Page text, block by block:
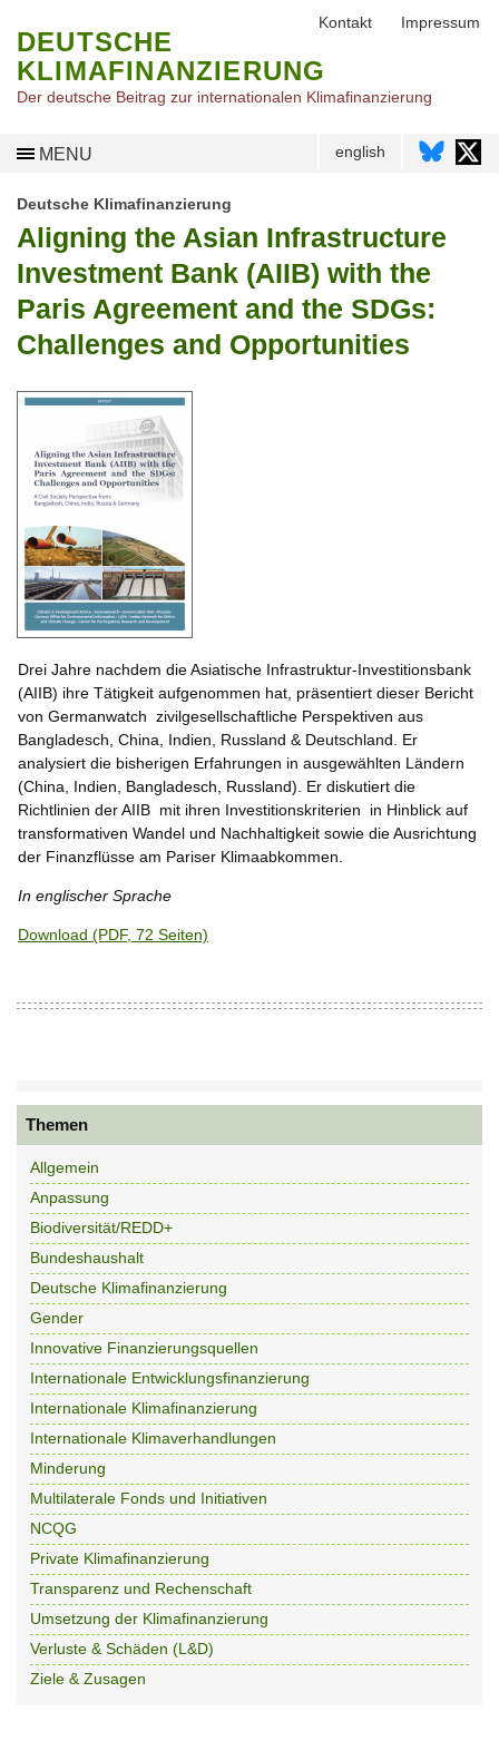
DEUTSCHE
KLIMAFINANZIERUNG
Der deutsche Beitrag zur internationalen Klimafinanzierung
MENU english
Deutsche Klimafinanzierung
Aligning the Asian Infrastructure
Investment Bank (AIIB) with the
Paris Agreement and the SDGs:
Challenges and Opportunities
Drei Jahre nachdem die Asiatische Infrastruktur-Investitionsbank
(AIIB) ihre Tätigkeit aufgenommen hat, präsentiert dieser Bericht
von Germanwatch zivilgesellschaftliche Perspektiven aus
Bangladesch, China, Indien, Russland & Deutschland. Er
analysiert die bisherigen Erfahrungen in ausgewählten Ländern
(China, Indien, Bangladesch, Russland). Er diskutiert die
Richtlinien der AIIB mit ihren Investitionskriterien in Hinblick auf
transformativen Wandel und Nachhaltigkeit sowie die Ausrichtung
der Finanzflüsse am Pariser Klimaabkommen.
In englischer Sprache
Download (PDF, 72 Seiten)
Themen
Allgemein
Anpassung
Biodiversität/REDD+
Bundeshaushalt
Deutsche Klimafinanzierung
Gender
Innovative Finanzierungsquellen
Internationale Entwicklungsfinanzierung
Internationale Klimafinanzierung
Internationale Klimaverhandlungen
Minderung
Multilaterale Fonds und Initiativen
NCQG
Private Klimafinanzierung
Transparenz und Rechenschaft
Umsetzung der Klimafinanzierung
Verluste & Schäden (L&D)
Ziele & Zusagen
Kontakt Impressum